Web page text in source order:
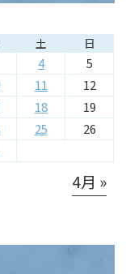
土 日
4
5
11
12
18
19
25
26
4月 »